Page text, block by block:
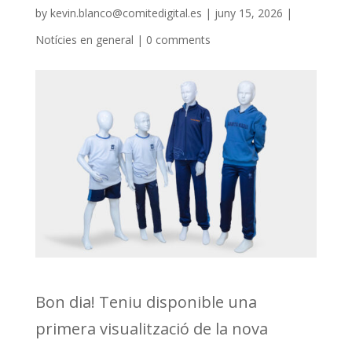
by kevin.blanco@comitedigital.es | juny 15, 2026 |
Notícies en general | 0 comments
Bon dia! Teniu disponible una
primera visualització de la nova